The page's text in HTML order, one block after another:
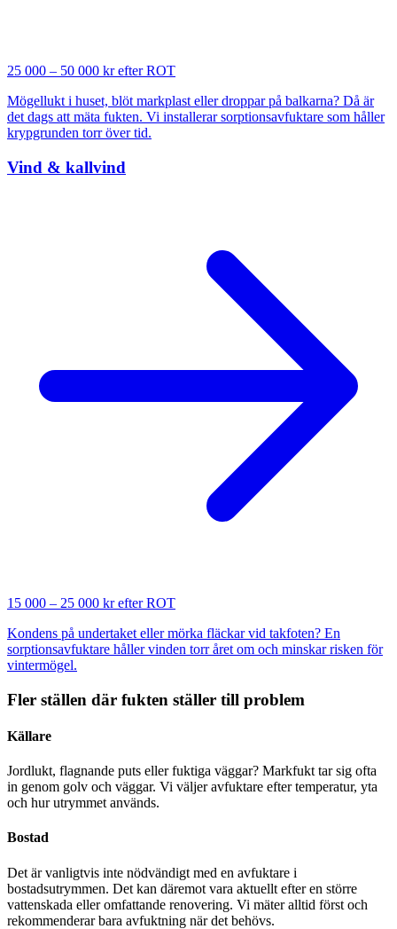
25 000 – 50 000 kr efter ROT
Mögellukt i huset, blöt markplast eller droppar på balkarna? Då är
det dags att mäta fukten. Vi installerar sorptionsavfuktare som håller
krypgrunden torr över tid.
Vind & kallvind
15 000 – 25 000 kr efter ROT
Kondens på undertaket eller mörka fläckar vid takfoten? En
sorptionsavfuktare håller vinden torr året om och minskar risken för
vintermögel.
Fler ställen där fukten ställer till problem
Källare
Jordlukt, flagnande puts eller fuktiga väggar? Markfukt tar sig ofta
in genom golv och väggar. Vi väljer avfuktare efter temperatur, yta
och hur utrymmet används.
Bostad
Det är vanligtvis inte nödvändigt med en avfuktare i
bostadsutrymmen. Det kan däremot vara aktuellt efter en större
vattenskada eller omfattande renovering. Vi mäter alltid först och
rekommenderar bara avfuktning när det behövs.